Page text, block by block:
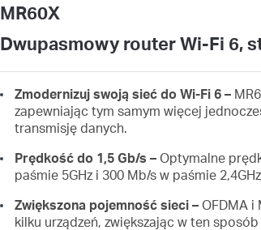
MR60X
Dwupasmowy router Wi-Fi 6,
Zmodernizuj swoją sieć do Wi-Fi 6 –
zapewniając tym samym więcej
transmisję danych.
Prędkość do 1,5 Gb/s –Optymalne
paśmie 5GHz i 300 Mb/s w paśmie
Zwiększona pojemność sieci –OFDMA i
kilku urządzeń, zwiększając w ten